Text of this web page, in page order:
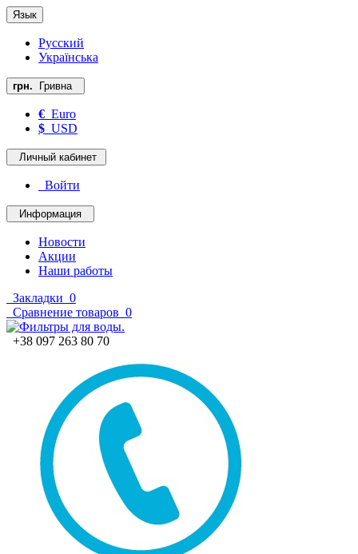
Язык
Русский
Українська
грн. Гривна
€ Euro
$ USD
Личный кабинет
Войти
Информация
Новости
Акции
Наши работы
Закладки 0
Сравнение товаров 0
+38 097 263 80 70